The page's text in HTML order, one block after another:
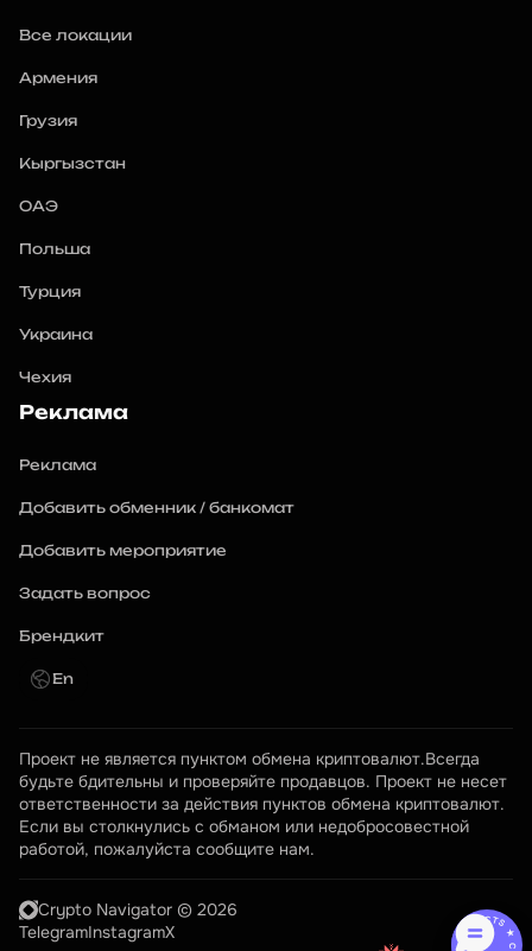
Все локации
Армения
Грузия
Кыргызстан
ОАЭ
Польша
Турция
Украина
Чехия
Реклама
Реклама
Добавить обменник / банкомат
Добавить мероприятие
Задать вопрос
Брендкит
En
Проект не является пунктом обмена криптовалют.Всегда
будьте бдительны и проверяйте продавцов. Проект не несет
ответственности за действия пунктов обмена криптовалют.
Если вы столкнулись с обманом или недобросовестной
работой, пожалуйста сообщите нам.
Crypto Navigator © 2026
TelegramInstagramX